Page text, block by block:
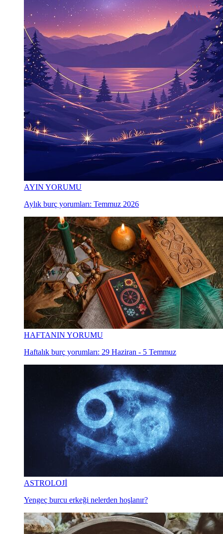
Aylık burç yorumları: Temmuz 2026
HAFTANIN YORUMU